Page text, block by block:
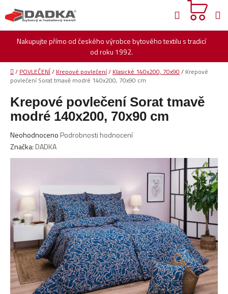
na
obsah
Nakupujte přímo od českého výrobce bytového textilu s tradicí
od roku 1992.
Hledat
Domů
/ POVLEČENÍ/ Krepové povlečení/ Klasické 140x200, 70x90 / Krepové
povlečení Sorat tmavě modré 140x200, 70x90 cm
Krepové povlečení Sorat tmavě
modré 140x200, 70x90 cm
Průměrné
hodnocení
produktu
hvězdiček.
Neohodnoceno Podrobnosti hodnocení
Značka: DADKA